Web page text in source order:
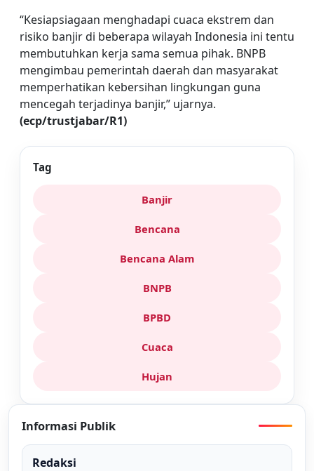
“Kesiapsiagaan menghadapi cuaca ekstrem dan
risiko banjir di beberapa wilayah Indonesia ini tentu
membutuhkan kerja sama semua pihak. BNPB
mengimbau pemerintah daerah dan masyarakat
memperhatikan kebersihan lingkungan guna
mencegah terjadinya banjir,” ujarnya.
(ecp/trustjabar/R1)
Tag
Banjir
Bencana
Bencana Alam
BNPB
BPBD
Cuaca
Hujan
Informasi Publik
Redaksi